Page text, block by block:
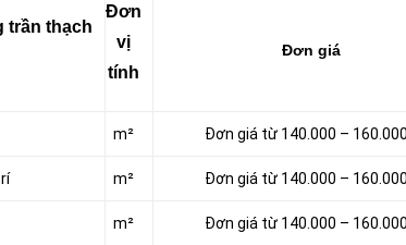
trần thạch
Đơn
vị
tính
Đơn giá
m² Đơn giá từ 140.000 –
m² Đơn giá từ 140.000 –
m² Đơn giá từ 140.000 –